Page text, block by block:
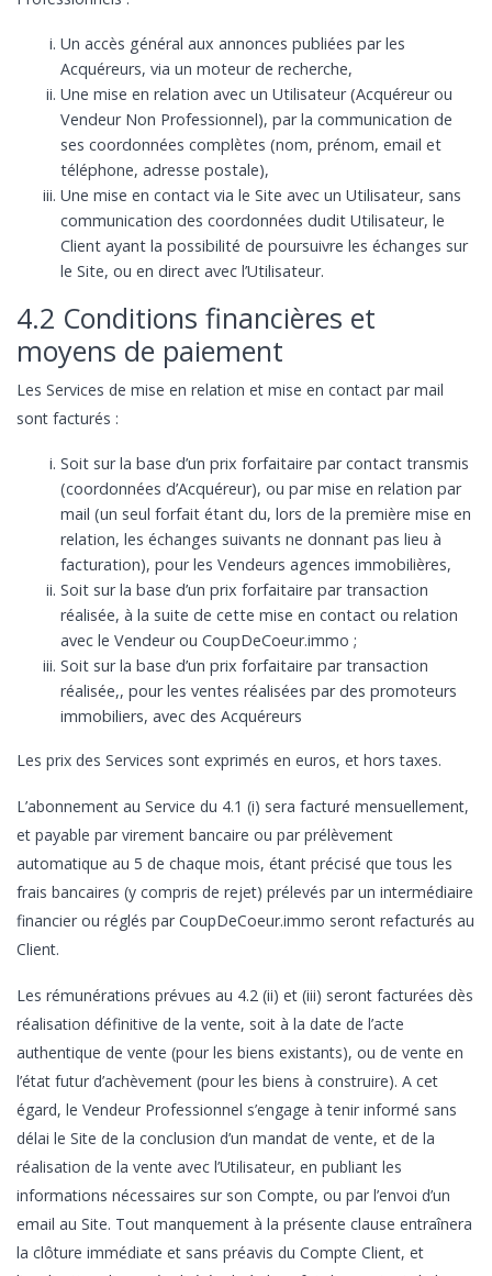
Un accès général aux annonces publiées par les
Acquéreurs, via un moteur de recherche,
Une mise en relation avec un Utilisateur (Acquéreur ou
Vendeur Non Professionnel), par la communication de
ses coordonnées complètes (nom, prénom, email et
téléphone, adresse postale),
Une mise en contact via le Site avec un Utilisateur, sans
communication des coordonnées dudit Utilisateur, le
Client ayant la possibilité de poursuivre les échanges sur
le Site, ou en direct avec l’Utilisateur.
4.2 Conditions financières et
moyens de paiement
Les Services de mise en relation et mise en contact par mail
sont facturés :
Soit sur la base d’un prix forfaitaire par contact transmis
(coordonnées d’Acquéreur), ou par mise en relation par
mail (un seul forfait étant du, lors de la première mise en
relation, les échanges suivants ne donnant pas lieu à
facturation), pour les Vendeurs agences immobilières,
Soit sur la base d’un prix forfaitaire par transaction
réalisée, à la suite de cette mise en contact ou relation
avec le Vendeur ou CoupDeCoeur.immo ;
Soit sur la base d’un prix forfaitaire par transaction
réalisée,, pour les ventes réalisées par des promoteurs
immobiliers, avec des Acquéreurs
Les prix des Services sont exprimés en euros, et hors taxes.
L’abonnement au Service du 4.1 (i) sera facturé mensuellement,
et payable par virement bancaire ou par prélèvement
automatique au 5 de chaque mois, étant précisé que tous les
frais bancaires (y compris de rejet) prélevés par un intermédiaire
financier ou réglés par CoupDeCoeur.immo seront refacturés au
Client.
Les rémunérations prévues au 4.2 (ii) et (iii) seront facturées dès
réalisation définitive de la vente, soit à la date de l’acte
authentique de vente (pour les biens existants), ou de vente en
l’état futur d’achèvement (pour les biens à construire). A cet
égard, le Vendeur Professionnel s’engage à tenir informé sans
délai le Site de la conclusion d’un mandat de vente, et de la
réalisation de la vente avec l’Utilisateur, en publiant les
informations nécessaires sur son Compte, ou par l’envoi d’un
email au Site. Tout manquement à la présente clause entraînera
la clôture immédiate et sans préavis du Compte Client, et